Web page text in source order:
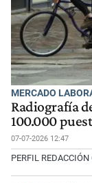
MERCADO
Radiografía
100.000
07-07-2026 12:47
PERFIL REDACCIÓN